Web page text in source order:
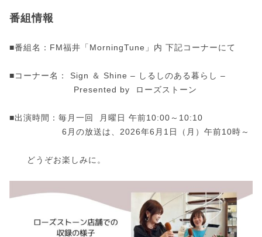
番組情報
■番組名：FM福井「MorningTune」内 下記コーナーにて
■コーナー名： Sign ＆ Shine – しるしのある暮らし –
Presented by ローズストーン
■出演時間：毎月一回 月曜日 午前10:00～10:10
6月の放送は、2026年6月1日（月）午前10時～
どうぞお楽しみに。